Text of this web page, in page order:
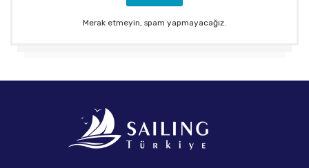
Merak etmeyin, spam yapmayacağız.